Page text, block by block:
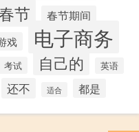
节 春节期间
戏 电子商务
考试 自己的 英语
还不 适合 都是